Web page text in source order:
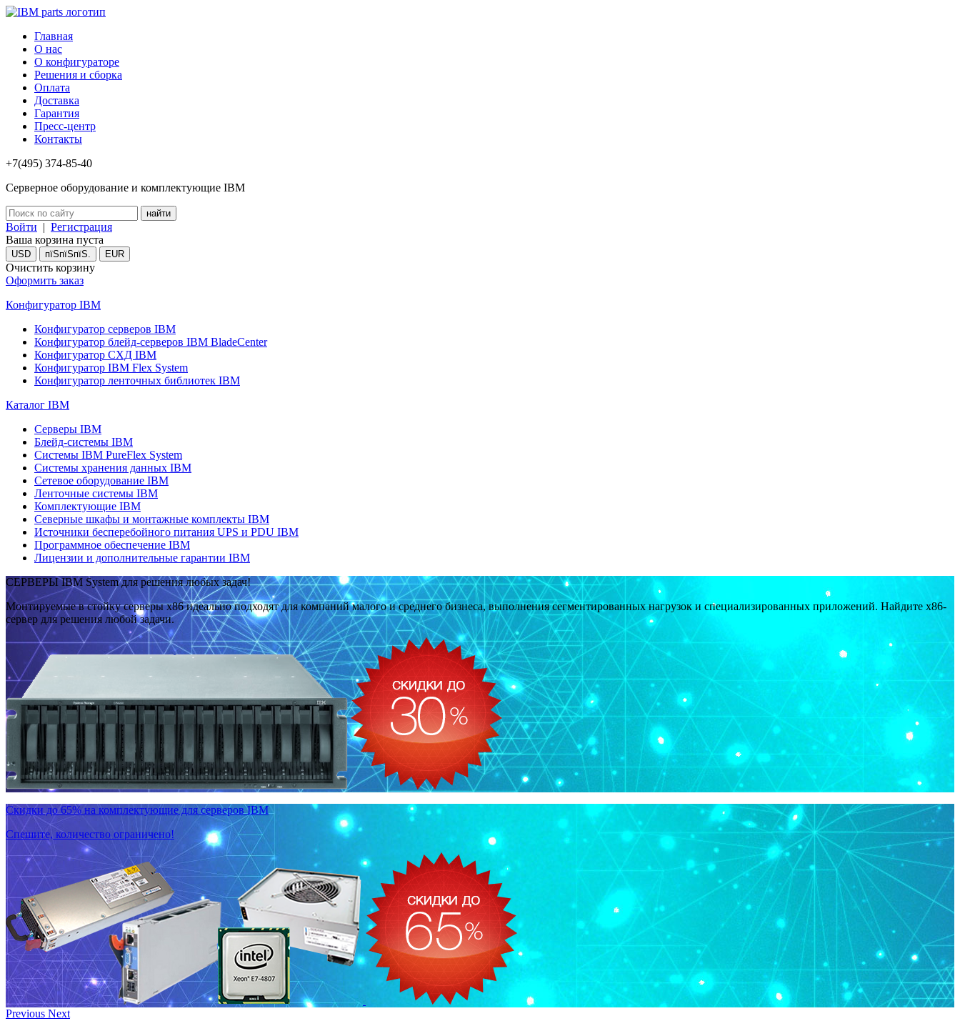
Главная
О нас
О конфигураторе
Решения и сборка
Оплата
Доставка
Гарантия
Пресс-центр
Контакты
+7(495) 374-85-40
Серверное оборудование и комплектующие IBM
Войти | Регистрация
Ваша корзина пуста
USD пїЅпїЅпїЅ. EUR
Очистить корзину
Оформить заказ
Конфигуратор IBM
Конфигуратор серверов IBM
Конфигуратор блейд-серверов IBM BladeCenter
Конфигуратор СХД IBM
Конфигуратор IBM Flex System
Конфигуратор ленточных библиотек IBM
Каталог IBM
Серверы IBM
Блейд-системы IBM
Системы IBM PureFlex System
Системы хранения данных IBM
Сетевое оборудование IBM
Ленточные системы IBM
Комплектующие IBM
Северные шкафы и монтажные комплекты IBM
Источники бесперебойного питания UPS и PDU IBM
Программное обеспечение IBM
Лицензии и дополнительные гарантии IBM
СЕРВЕРЫ IBM System для решения любых задач!
Монтируемые в стойку серверы x86 идеально подходят для компаний малого и среднего бизнеса, выполнения сегментированных нагрузок и специализированных приложений. Найдите x86-
сервер для решения любой задачи.
Скидки до 65% на комплектующие для серверов IBM
Спешите, количество ограничено!
Previous Next